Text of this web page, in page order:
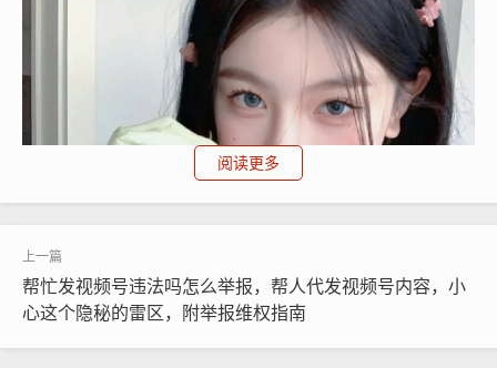
阅读更多
帮忙发视频号违法吗怎么举报，帮人代发视频号内容，小
心这个隐秘的雷区，附举报维权指南